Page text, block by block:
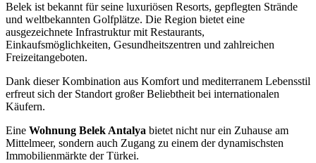
Belek ist bekannt für seine luxuriösen Resorts, gepflegten Strände
und weltbekannten Golfplätze. Die Region bietet eine
ausgezeichnete Infrastruktur mit Restaurants,
Einkaufsmöglichkeiten, Gesundheitszentren und zahlreichen
Freizeitangeboten.
Dank dieser Kombination aus Komfort und mediterranem Lebensstil
erfreut sich der Standort großer Beliebtheit bei internationalen
Käufern.
Eine Wohnung Belek Antalya bietet nicht nur ein Zuhause am
Mittelmeer, sondern auch Zugang zu einem der dynamischsten
Immobilienmärkte der Türkei.